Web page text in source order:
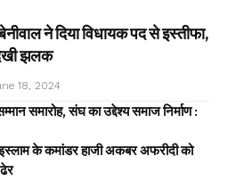
ने दिया विधायक पद से इस्तीफा,
झलक
18, 2024
समारोह, संघ का उद्देश्य समाज निर्माण :
के कमांडर हाजी अकबर अफरीदी को